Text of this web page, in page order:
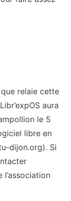
relaie cette
aura
le 5
libre en
dijon.org). Si